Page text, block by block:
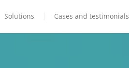
Solutions Cases and testimonials